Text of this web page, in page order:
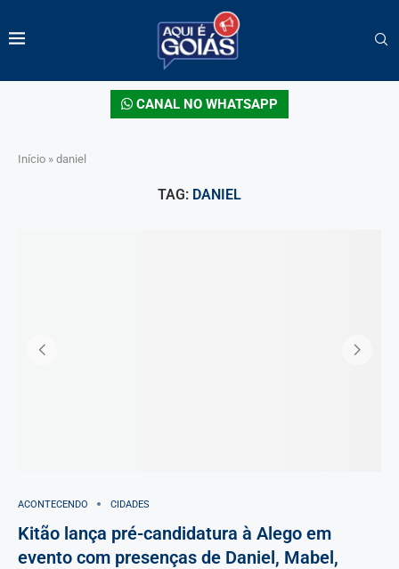
CANAL NO WHATSAPP
Início » daniel
TAG: DANIEL
ACONTECENDO CIDADES
Kitão lança pré-candidatura à Alego em
evento com presenças de Daniel, Mabel,